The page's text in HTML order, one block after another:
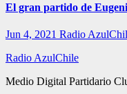
El gran partido de
Jun 4, 2021 Radio
Radio AzulChile
Medio Digital Partidario